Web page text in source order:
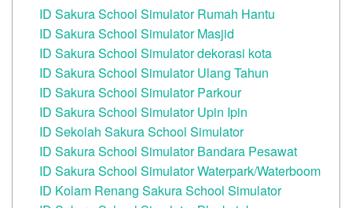
ID Sakura School Simulator Rumah Hantu
ID Sakura School Simulator Masjid
ID Sakura School Simulator dekorasi kota
ID Sakura School Simulator Ulang Tahun
ID Sakura School Simulator Parkour
ID Sakura School Simulator Upin Ipin
ID Sekolah Sakura School Simulator
ID Sakura School Simulator Bandara Pesawat
ID Sakura School Simulator Waterpark/Waterboom
ID Kolam Renang Sakura School Simulator